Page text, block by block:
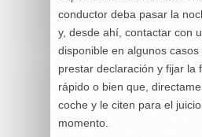
conductor deba pasar la
y, desde ahí, contactar con
disponible en algunos
prestar declaración y fijar la
rápido o bien que,
coche y le citen para el
momento.